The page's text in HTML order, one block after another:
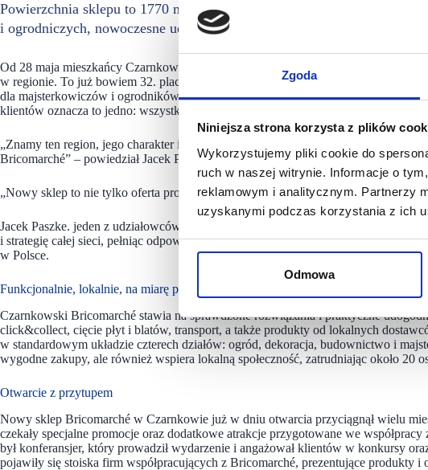
Zgoda
Niniejsza strona korzysta z plików
Wykorzystujemy pliki cookie do
ruch w naszej witrynie. Informacje o
reklamowym i analitycznym. Partnerzy
uzyskanymi podczas korzystania z ich
Odmowa
Powierzchnia sklepu to 1770 mkw. Oferuje mieszkańcom szeroki
i ogrodniczych, nowoczesne udogodnienia zakupowe oraz fachowe
Od 28 maja mieszkańcy Czarnkowa i okolic mogą robić zakupy w nowym punkcie
w regionie. To już bowiem 32. placówka sieci w Wielkopolsce. Sklep przy ul.
dla majsterkowiczów i ogrodników, ale też nowoczesna przestrzeń z 1500 mkw.
klientów oznacza to jedno: wszystko do domu i ogrodu – na miejscu, wygodnie, z
„Znamy ten region, jego charakter i codzienne potrzeby. To nie był przypadek, to
Bricomarché” – powiedział Jacek Paszke, współwłaściciel trzeciej placówki sieci w
„Nowy sklep to nie tylko oferta produktów, ale też nasze zobowiązanie wobec
Jacek Paszke. jeden z udziałowców Grupy Muszkieterów, zanim przeszedł na
i strategię całej sieci, pełniąc odpowiednio funkcję Dyrektora Finansowego, a
w Polsce.
Funkcjonalnie, lokalnie, na miarę potrzeb
Czarnkowski Bricomarché stawia na sprawdzone rozwiązania i praktyczne
click&collect, cięcie płyt i blatów, transport, a także produkty od lokalnych
w standardowym układzie czterech działów: ogród, dekoracja, budownictwo i
wygodne zakupy, ale również wspiera lokalną społeczność, zatrudniając około 20
Otwarcie z przytupem
Nowy sklep Bricomarché w Czarnkowie już w dniu otwarcia przyciągnął wielu
czekały specjalne promocje oraz dodatkowe atrakcje przygotowane we
był konferansjer, który prowadził wydarzenie i angażował klientów w konkursy
pojawiły się stoiska firm współpracujących z Bricomarché, prezentujące produkty i